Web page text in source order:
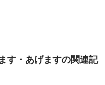
す・あげますの関連記